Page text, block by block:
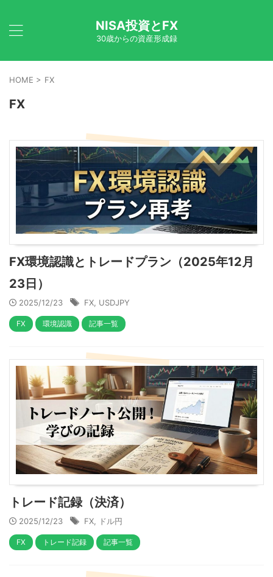
NISA投資とFX
30歳からの資産形成録
HOME > FX
FX
FX環境認識とトレードプラン（2025年12月
23日）
2025/12/23 FX USDJPY
FX 環境認識 記事一覧
トレード記録（決済）
2025/12/23 FX, ドル円
FX トレード記録 記事一覧